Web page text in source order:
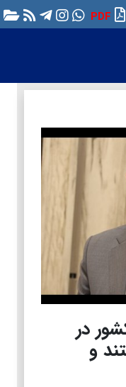
PDF
در
و